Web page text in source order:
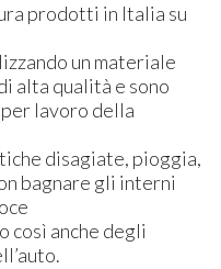
prodotti in Italia su
un materiale
alta qualità e sono
lavoro della
disagiate, pioggia,
bagnare gli interni
così anche degli